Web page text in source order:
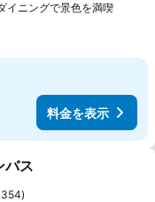
イニングで景色を満喫料金
料金を表示
に追加
バス
354